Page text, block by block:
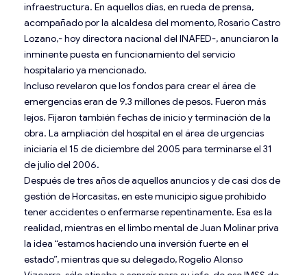
infraestructura. En aquellos días, en rueda de prensa,
acompañado por la alcaldesa del momento, Rosario Castro
Lozano,- hoy directora nacional del INAFED-, anunciaron la
inminente puesta en funcionamiento del servicio
hospitalario ya mencionado.
Incluso revelaron que los fondos para crear el área de
emergencias eran de 9.3 millones de pesos. Fueron más
lejos. Fijaron también fechas de inicio y terminación de la
obra. La ampliación del hospital en el área de urgencias
iniciaría el 15 de diciembre del 2005 para terminarse el 31
de julio del 2006.
Después de tres años de aquellos anuncios y de casi dos de
gestión de Horcasitas, en este municipio sigue prohibido
tener accidentes o enfermarse repentinamente. Esa es la
realidad, mientras en el limbo mental de Juan Molinar priva
la idea “estamos haciendo una inversión fuerte en el
estado”, mientras que su delegado, Rogelio Alonso